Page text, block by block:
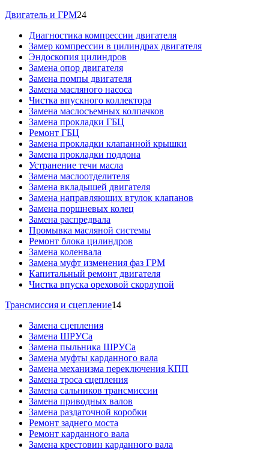
Двигатель и ГРМ24
Диагностика компрессии двигателя
Замер компрессии в цилиндрах двигателя
Эндоскопия цилиндров
Замена опор двигателя
Замена помпы двигателя
Замена масляного насоса
Чистка впускного коллектора
Замена маслосъемных колпачков
Замена прокладки ГБЦ
Ремонт ГБЦ
Замена прокладки клапанной крышки
Замена прокладки поддона
Устранение течи масла
Замена маслоотделителя
Замена вкладышей двигателя
Замена направляющих втулок клапанов
Замена поршневых колец
Замена распредвала
Промывка масляной системы
Ремонт блока цилиндров
Замена коленвала
Замена муфт изменения фаз ГРМ
Капитальный ремонт двигателя
Чистка впуска ореховой скорлупой
Трансмиссия и сцепление14
Замена сцепления
Замена ШРУСа
Замена пыльника ШРУСа
Замена муфты карданного вала
Замена механизма переключения КПП
Замена троса сцепления
Замена сальников трансмиссии
Замена приводных валов
Замена раздаточной коробки
Ремонт заднего моста
Ремонт карданного вала
Замена крестовин карданного вала